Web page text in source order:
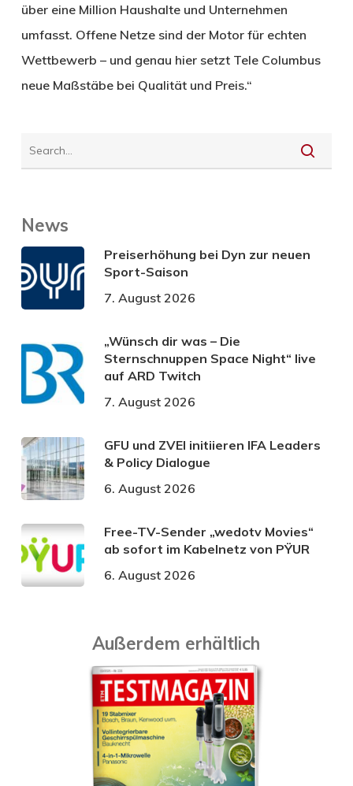
über eine Million Haushalte und Unternehmen
umfasst. Offene Netze sind der Motor für echten
Wettbewerb – und genau hier setzt Tele Columbus
neue Maßstäbe bei Qualität und Preis.“
News
Preiserhöhung bei Dyn zur neuen
Sport-Saison
7. August 2026
„Wünsch dir was – Die
Sternschnuppen Space Night“ live
auf ARD Twitch
7. August 2026
GFU und ZVEI initiieren IFA Leaders
& Policy Dialogue
6. August 2026
Free-TV-Sender „wedotv Movies“
ab sofort im Kabelnetz von PŸUR
6. August 2026
Außerdem erhältlich